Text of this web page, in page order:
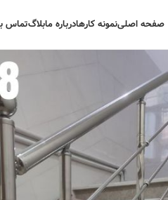
صفحه اصلینمونه کارهادرباره مابلاگتماس